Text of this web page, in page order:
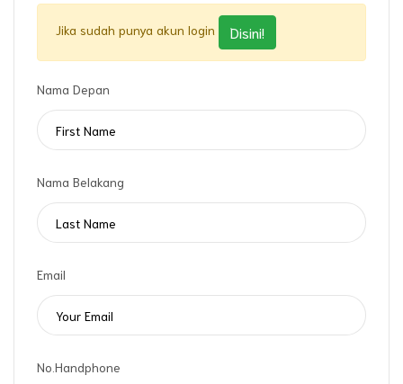
Jika sudah punya akun login Disini!
Nama Depan
Nama Belakang
Email
No.Handphone